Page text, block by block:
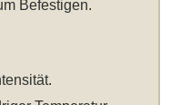
Befestigen.